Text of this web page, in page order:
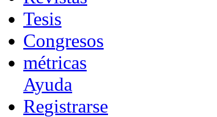
Tesis
Congresos
métricas
Ayuda
Registrarse